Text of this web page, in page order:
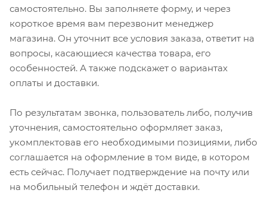
самостоятельно. Вы заполняете форму, и через
короткое время вам перезвонит менеджер
магазина. Он уточнит все условия заказа, ответит на
вопросы, касающиеся качества товара, его
особенностей. А также подскажет о вариантах
оплаты и доставки.
По результатам звонка, пользователь либо, получив
уточнения, самостоятельно оформляет заказ,
укомплектовав его необходимыми позициями, либо
соглашается на оформление в том виде, в котором
есть сейчас. Получает подтверждение на почту или
на мобильный телефон и ждёт доставки.